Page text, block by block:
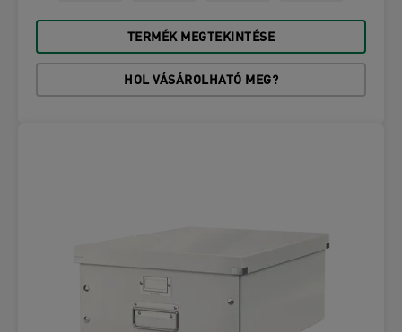
TERMÉK MEGTEKINTÉSE
HOL VÁSÁROLHATÓ MEG?